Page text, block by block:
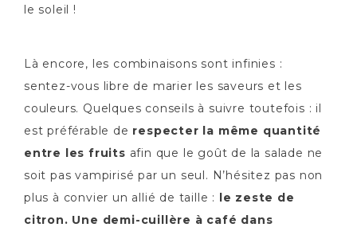
le soleil !
Là encore, les combinaisons sont infinies :
sentez-vous libre de marier les saveurs et les
couleurs. Quelques conseils à suivre toutefois : il
est préférable de respecter la même quantité
entre les fruits afin que le goût de la salade ne
soit pas vampirisé par un seul. N’hésitez pas non
plus à convier un allié de taille : le zeste de
citron. Une demi-cuillère à café dans